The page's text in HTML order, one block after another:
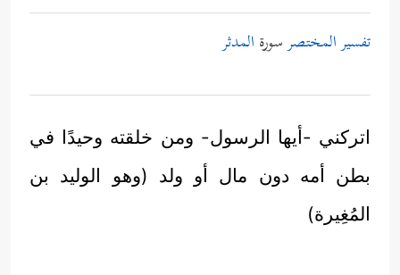
تفسير المختصرسورة المدثر
اتركني -أيها الرسول- ومن خلقته وحيدًا في
بطن أمه دون مال أو ولد (وهو الوليد بن
المُغِيرة)